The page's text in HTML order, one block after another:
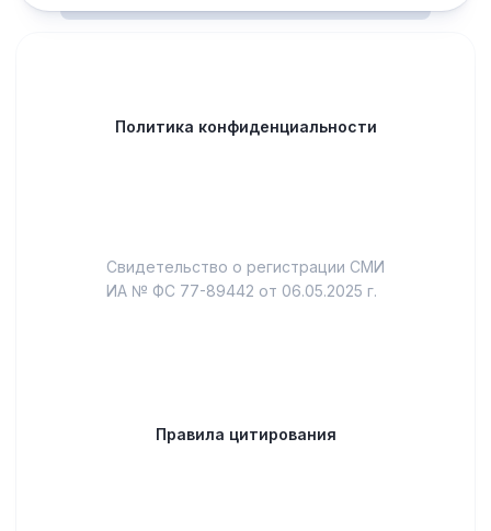
Политика конфиденциальности
Свидетельство о регистрации СМИ
ИА № ФС 77-89442 от 06.05.2025 г.
Правила цитирования